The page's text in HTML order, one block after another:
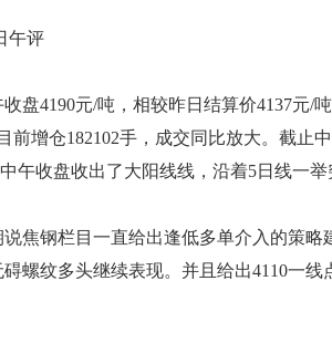
午评
4190元/吨，相较昨日结算价4137元/吨
前增仓182102手，成交同比放大。截止
午收盘收出了大阳线线，沿着5日线一举
钢栏目一直给出逢低多单介入的策略
螺纹多头继续表现。并且给出4110一线